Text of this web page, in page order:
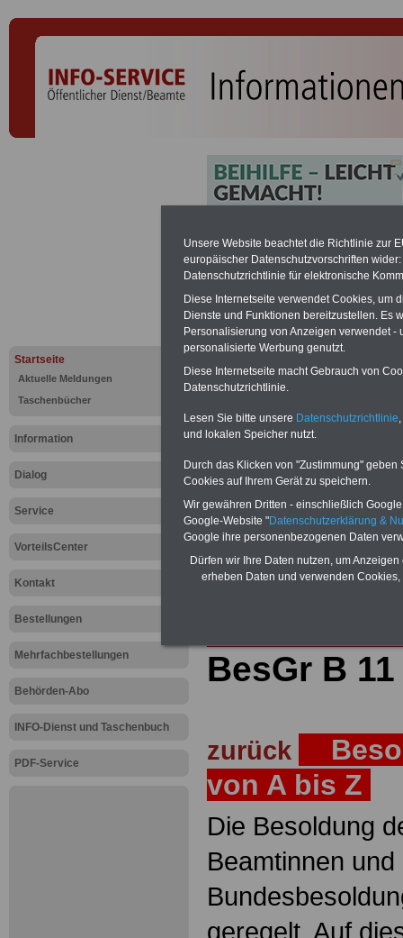
Startseite
Aktuelle Meldungen
Taschenbücher
Information
Dialog
Service
VorteilsCenter
Kontakt
Bestellungen
Mehrfachbestellungen
Behörden-Abo
INFO-Dienst und Taschenbuch
PDF-Service
BesGr B 11
PDF-SERVICE:Zehn
Beamte zum Komplettpreis von 15
geeignet.
Sie können Sie zehn
und ausdrucken:Wissenswertes
Beihilfe sowieNebentätigkeitsrecht
öffentlichen Dienst>>>mehr
ACHTUNG Nachzahlung für alle
Teilweise 5-stellige Nachzahlungen
Post, Telekom und Postbank)
Hier die
abschließen!
BesGr B 11
zurück
von A bis Z
Die Besoldung
Beamtinnen
geregelt. Auf
Unsere Website beachtet die Richtlinie zur
europäischer Datenschutzvorschriften
Datenschutzrichtlinie für elektronische
Diese Internetseite verwendet Cookies, um
Dienste und Funktionen bereitzustellen. Es
Personalisierung von Anzeigen verwendet
personalisierte Werbung genutzt.
Diese Internetseite macht Gebrauch von
Datenschutzrichtlinie.
Lesen Sie bitte unsere Datenschutzrichtlinie
und lokalen Speicher nutzt.
Durch das Klicken von "Zustimmung"
Cookies auf Ihrem Gerät zu speichern.
Wir gewähren Dritten - einschließlich
Google-Website "Datenschutzerklärung &
Google ihre personenbezogenen Daten
Dürfen wir Ihre Daten nutzen, um
erheben Daten und verwenden